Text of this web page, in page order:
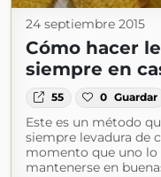
24 septiembre 2015
Cómo hacer
siempre en
55 0 Guardar
Este es un método
siempre levadura de
momento que uno lo
mantenerse en